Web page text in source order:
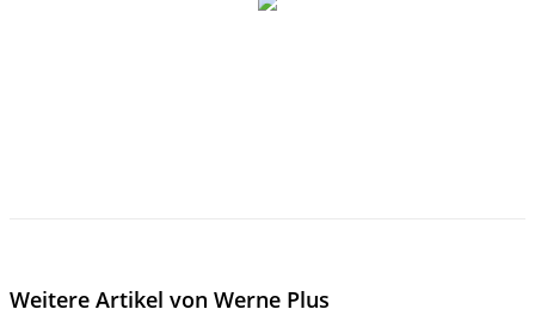
Weitere Artikel von Werne Plus